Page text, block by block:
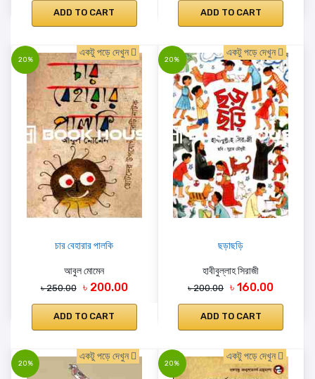
ADD TO CART ADD TO CART
20%
একটু পড়ে দেখুন
চার বেহারার পালকি
আবুল মোমেন
৳ 250.00 ৳ 200.00
ADD TO CART
20%
একটু পড়ে দেখুন
ছড়াছড়ি
হাবীবুল্লাহ সিরাজী
৳ 200.00 ৳ 160.00
ADD TO CART
20%
একটু পড়ে দেখুন
20%
একটু পড়ে দেখুন